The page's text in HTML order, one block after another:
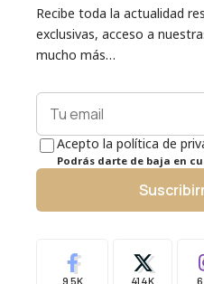
Recibe toda la actualidad
exclusivas, acceso a
mucho más…
Acepto la política de
Podrás darte de baja en
9.5K 41.4K